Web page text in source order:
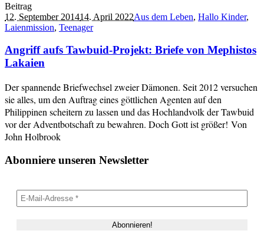
Beitrag
12. September 201414. April 2022Aus dem Leben, Hallo Kinder,
Laienmission, Teenager
Angriff aufs Tawbuid-Projekt: Briefe von Mephistos
Lakaien
Der spannende Briefwechsel zweier Dämonen. Seit 2012 versuchen
sie alles, um den Auftrag eines göttlichen Agenten auf den
Philippinen scheitern zu lassen und das Hochlandvolk der Tawbuid
vor der Adventbotschaft zu bewahren. Doch Gott ist größer! Von
John Holbrook
Abonniere unseren Newsletter